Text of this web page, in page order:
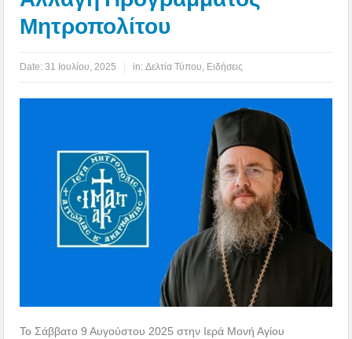
Μητροπολίτου
Date:31 Ιουλίου, 2025 in:Δελτία Τύπου Ειδήσεις
Το Σάββατο 9 Αυγούστου 2025 στην Ιερά Μονή Αγίου